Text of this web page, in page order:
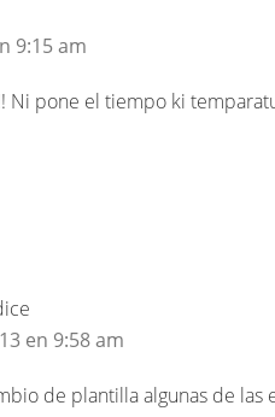
9:15 am
Ni pone el tiempo ki
en 9:58 am
de plantilla algunas de